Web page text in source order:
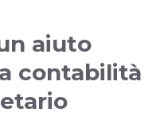
aiuto
contabilità